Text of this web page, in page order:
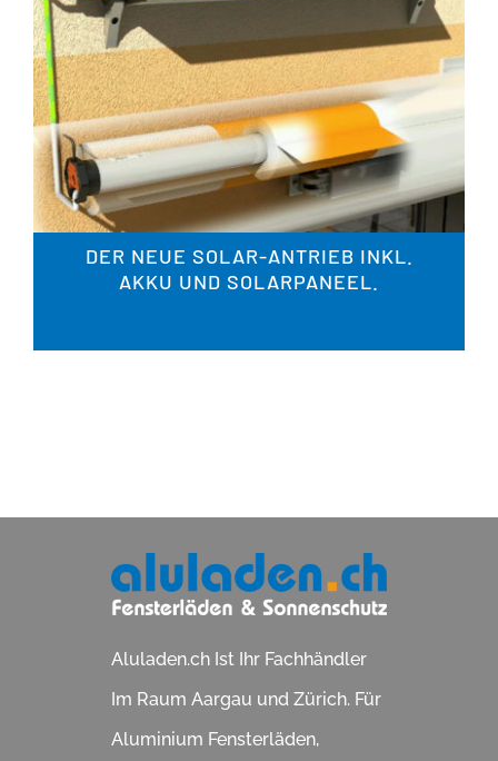
DER NEUE SOLAR-ANTRIEB INKL.
AKKU UND SOLAR­PA­NEEL.
Aluladen.ch Ist Ihr Fachhändler
Im Raum Aargau und Zürich. Für
Aluminium Fensterläden,